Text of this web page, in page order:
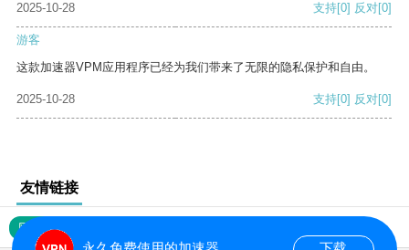
2025-10-28 支持[0] 反对[0]
游客
这款加速器VPM应用程序已经为我们带来了无限的隐私保护和自由。
2025-10-28 支持[0] 反对[0]
友情链接
网站地图